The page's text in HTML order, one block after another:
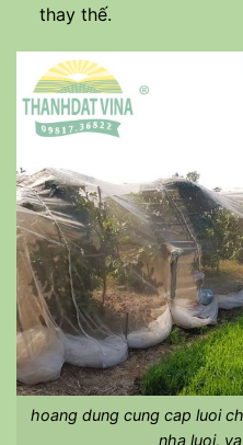
thay thế.
hoang dung cung cap luoi
nha luoi,